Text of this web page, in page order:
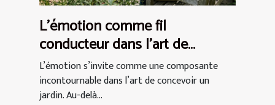
L’émotion comme fil
conducteur dans l’art de
concevoir un jardin
L’émotion s’invite comme une composante
incontournable dans l’art de concevoir un
jardin. Au-delà...